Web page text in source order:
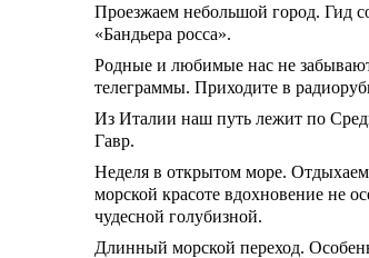
Проезжаем небольшой город. Гид
«Бандьера росса».
Родные и любимые нас не
телеграммы. Приходите в
Из Италии наш путь лежит по
Гавр.
Неделя в открытом море.
морской красоте вдохновение не
чудесной голубизной.
Длинный морской переход.